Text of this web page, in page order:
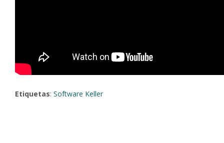
Etiquetas: Software Keller